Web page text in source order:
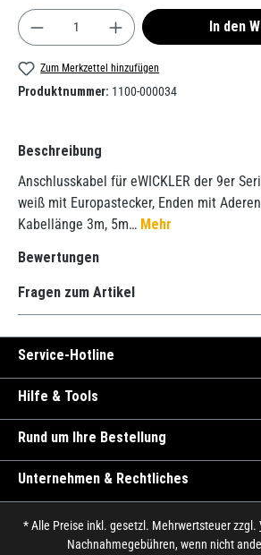
Produkt Anzahl: Gib denIn den
Zum Merkzettel hinzufügen
Produktnummer: 1100-000034
Beschreibung
Anschlusskabel für eWICKLER der 9er
weiß mit Europastecker, Enden mit
Kabellänge 3m, 5m… Mehr
Bewertungen
Fragen zum Artikel
Service-Hotline
Hilfe & Tools
Rund um Ihre Bestellung
Unternehmen & Rechtliches
* Alle Preise inkl. gesetzl. Mehrwertsteuer zzgl.
Nachnahmegebühren, wenn nicht